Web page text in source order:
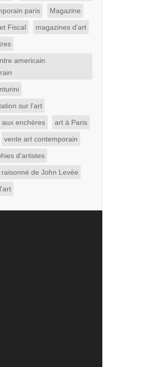
paris Magazine
Fiscal magazines d'art
americain
sur l'art
enchères art à Paris
vente art contemporain
d'artistes
de John Levée